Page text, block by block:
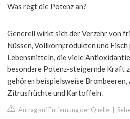
Was regt die Potenz an?
Generell wirkt sich der Verzehr von
Nüssen, Vollkornprodukten und
Lebensmitteln, die viele
besondere Potenz-steigernde Kraft
gehören beispielsweise Brombeeren,
Zitrusfrüchte und Kartoffeln.
Antrag auf Entfernung der Quelle